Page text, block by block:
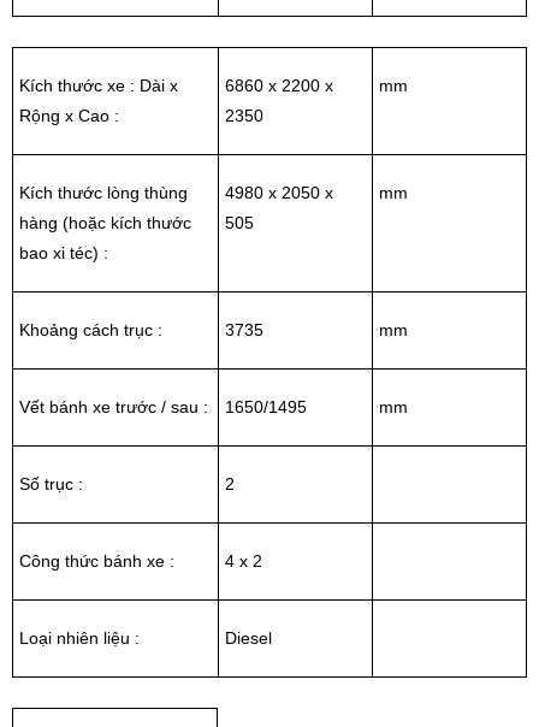
Kích thước xe : Dài x
Rộng x Cao :
6860 x 2200 x
2350
mm
Kích thước lòng thùng
hàng (hoặc kích thước
bao xi téc) :
4980 x 2050 x
505
mm
Khoảng cách trục : 3735 mm
Vết bánh xe trước / sau : 1650/1495 mm
Số trục : 2
Công thức bánh xe : 4 x 2
Loại nhiên liệu : Diesel